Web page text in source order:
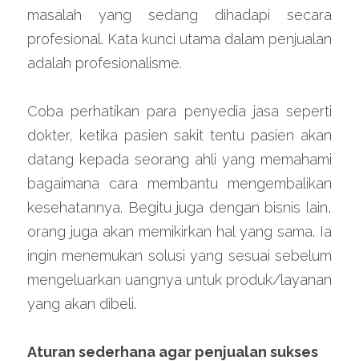
masalah yang sedang dihadapi secara
profesional. Kata kunci utama dalam penjualan
adalah profesionalisme.
Coba perhatikan para penyedia jasa seperti
dokter, ketika pasien sakit tentu pasien akan
datang kepada seorang ahli yang memahami
bagaimana cara membantu mengembalikan
kesehatannya. Begitu juga dengan bisnis lain,
orang juga akan memikirkan hal yang sama. Ia
ingin menemukan solusi yang sesuai sebelum
mengeluarkan uangnya untuk produk/layanan
yang akan dibeli.
Aturan sederhana agar penjualan sukses